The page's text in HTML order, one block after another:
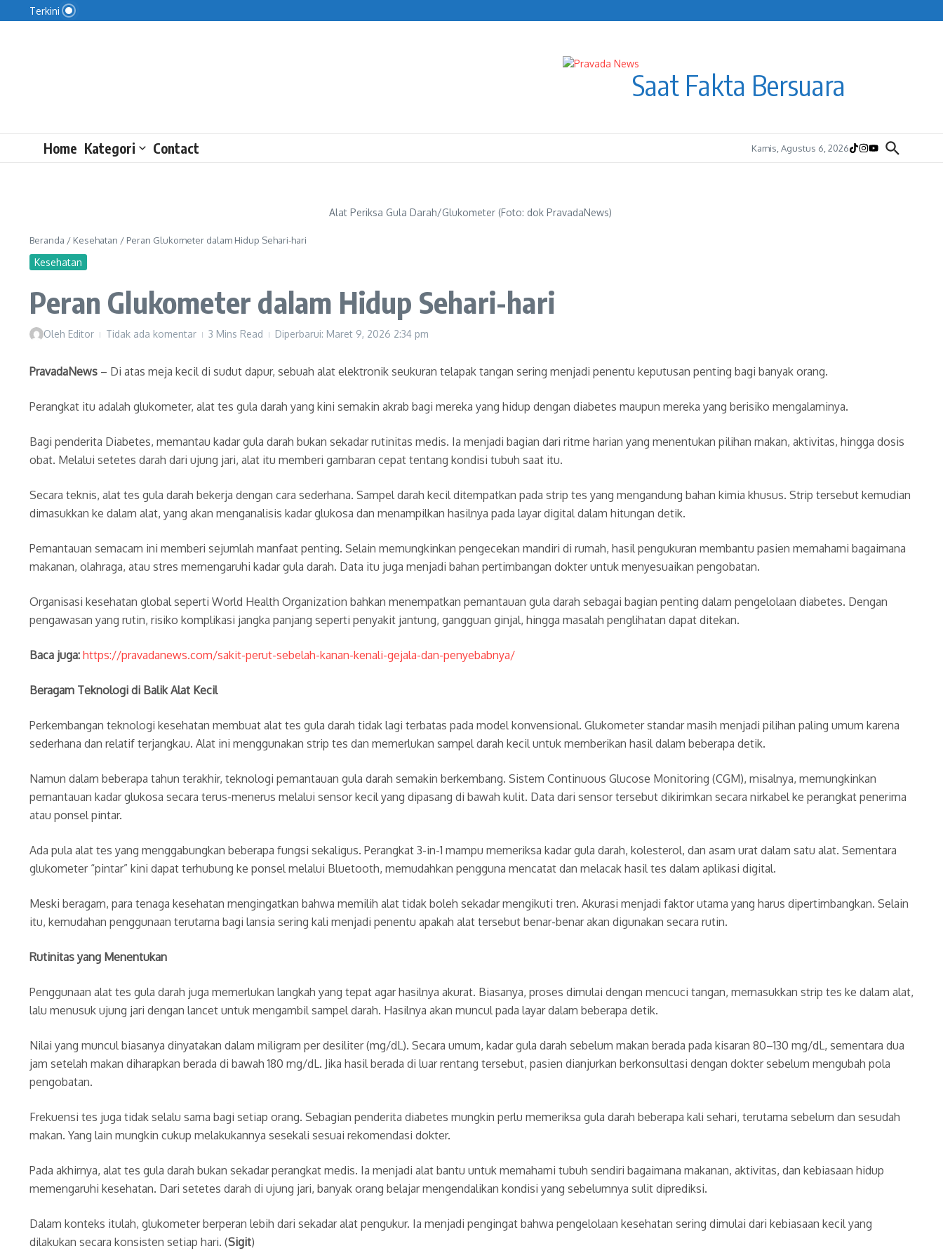
Lewati ke konten
Terkini
Saat Fakta Bersuara
Home Kategori Contact Kamis, Agustus 6, 2026
Alat Periksa Gula Darah/Glukometer (Foto: dok PravadaNews)
Beranda / Kesehatan / Peran Glukometer dalam Hidup Sehari-hari
Kesehatan
Peran Glukometer dalam Hidup Sehari-hari
Oleh Editor Tidak ada komentar 3 Mins Read Diperbarui: Maret 9, 2026 2:34 pm
PravadaNews – Di atas meja kecil di sudut dapur, sebuah alat elektronik seukuran telapak tangan sering menjadi penentu keputusan penting bagi banyak orang.
Perangkat itu adalah glukometer, alat tes gula darah yang kini semakin akrab bagi mereka yang hidup dengan diabetes maupun mereka yang berisiko mengalaminya.
Bagi penderita Diabetes, memantau kadar gula darah bukan sekadar rutinitas medis. Ia menjadi bagian dari ritme harian yang menentukan pilihan makan, aktivitas, hingga dosis
obat. Melalui setetes darah dari ujung jari, alat itu memberi gambaran cepat tentang kondisi tubuh saat itu.
Secara teknis, alat tes gula darah bekerja dengan cara sederhana. Sampel darah kecil ditempatkan pada strip tes yang mengandung bahan kimia khusus. Strip tersebut kemudian
dimasukkan ke dalam alat, yang akan menganalisis kadar glukosa dan menampilkan hasilnya pada layar digital dalam hitungan detik.
Pemantauan semacam ini memberi sejumlah manfaat penting. Selain memungkinkan pengecekan mandiri di rumah, hasil pengukuran membantu pasien memahami bagaimana
makanan, olahraga, atau stres memengaruhi kadar gula darah. Data itu juga menjadi bahan pertimbangan dokter untuk menyesuaikan pengobatan.
Organisasi kesehatan global seperti World Health Organization bahkan menempatkan pemantauan gula darah sebagai bagian penting dalam pengelolaan diabetes. Dengan
pengawasan yang rutin, risiko komplikasi jangka panjang seperti penyakit jantung, gangguan ginjal, hingga masalah penglihatan dapat ditekan.
Baca juga: https://pravadanews.com/sakit-perut-sebelah-kanan-kenali-gejala-dan-penyebabnya/
Beragam Teknologi di Balik Alat Kecil
Perkembangan teknologi kesehatan membuat alat tes gula darah tidak lagi terbatas pada model konvensional. Glukometer standar masih menjadi pilihan paling umum karena
sederhana dan relatif terjangkau. Alat ini menggunakan strip tes dan memerlukan sampel darah kecil untuk memberikan hasil dalam beberapa detik.
Namun dalam beberapa tahun terakhir, teknologi pemantauan gula darah semakin berkembang. Sistem Continuous Glucose Monitoring (CGM), misalnya, memungkinkan
pemantauan kadar glukosa secara terus-menerus melalui sensor kecil yang dipasang di bawah kulit. Data dari sensor tersebut dikirimkan secara nirkabel ke perangkat penerima
atau ponsel pintar.
Ada pula alat tes yang menggabungkan beberapa fungsi sekaligus. Perangkat 3-in-1 mampu memeriksa kadar gula darah, kolesterol, dan asam urat dalam satu alat. Sementara
glukometer “pintar” kini dapat terhubung ke ponsel melalui Bluetooth, memudahkan pengguna mencatat dan melacak hasil tes dalam aplikasi digital.
Meski beragam, para tenaga kesehatan mengingatkan bahwa memilih alat tidak boleh sekadar mengikuti tren. Akurasi menjadi faktor utama yang harus dipertimbangkan. Selain
itu, kemudahan penggunaan terutama bagi lansia sering kali menjadi penentu apakah alat tersebut benar-benar akan digunakan secara rutin.
Rutinitas yang Menentukan
Penggunaan alat tes gula darah juga memerlukan langkah yang tepat agar hasilnya akurat. Biasanya, proses dimulai dengan mencuci tangan, memasukkan strip tes ke dalam alat,
lalu menusuk ujung jari dengan lancet untuk mengambil sampel darah. Hasilnya akan muncul pada layar dalam beberapa detik.
Nilai yang muncul biasanya dinyatakan dalam miligram per desiliter (mg/dL). Secara umum, kadar gula darah sebelum makan berada pada kisaran 80–130 mg/dL, sementara dua
jam setelah makan diharapkan berada di bawah 180 mg/dL. Jika hasil berada di luar rentang tersebut, pasien dianjurkan berkonsultasi dengan dokter sebelum mengubah pola
pengobatan.
Frekuensi tes juga tidak selalu sama bagi setiap orang. Sebagian penderita diabetes mungkin perlu memeriksa gula darah beberapa kali sehari, terutama sebelum dan sesudah
makan. Yang lain mungkin cukup melakukannya sesekali sesuai rekomendasi dokter.
Pada akhirnya, alat tes gula darah bukan sekadar perangkat medis. Ia menjadi alat bantu untuk memahami tubuh sendiri bagaimana makanan, aktivitas, dan kebiasaan hidup
memengaruhi kesehatan. Dari setetes darah di ujung jari, banyak orang belajar mengendalikan kondisi yang sebelumnya sulit diprediksi.
Dalam konteks itulah, glukometer berperan lebih dari sekadar alat pengukur. Ia menjadi pengingat bahwa pengelolaan kesehatan sering dimulai dari kebiasaan kecil yang
dilakukan secara konsisten setiap hari. (Sigit)